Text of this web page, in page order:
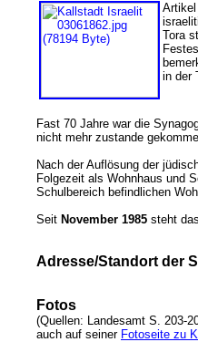
Tora
in der
Fast 70 Jahre war die
nicht mehr zustande
Nach der Auflösung der
Folgezeit als Wohnhaus und
Schulbereich befindlichen
Seit November 1985 steht
Adresse/Standort der
Fotos
(Quellen: Landesamt S. 203-
auch auf seiner Fotoseite zu